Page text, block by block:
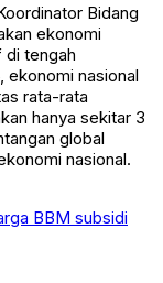
Bidang
ekonomi
di tengah
ekonomi nasional
rata-rata
hanya sekitar 3
global
nasional.